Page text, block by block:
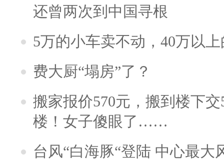
还曾两次到中国寻根
5万的小车卖不动，40万以
费大厨“塌房”了？
搬家报价570元，搬到楼下
楼！女子傻眼了……
台风“白海豚“登陆 中心最大